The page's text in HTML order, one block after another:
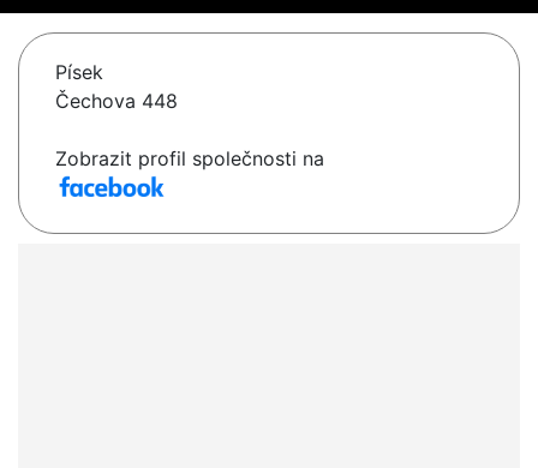
Písek
Čechova 448
Zobrazit profil společnosti na